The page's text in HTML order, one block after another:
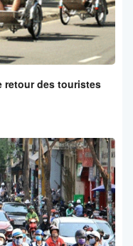
retour des touristes